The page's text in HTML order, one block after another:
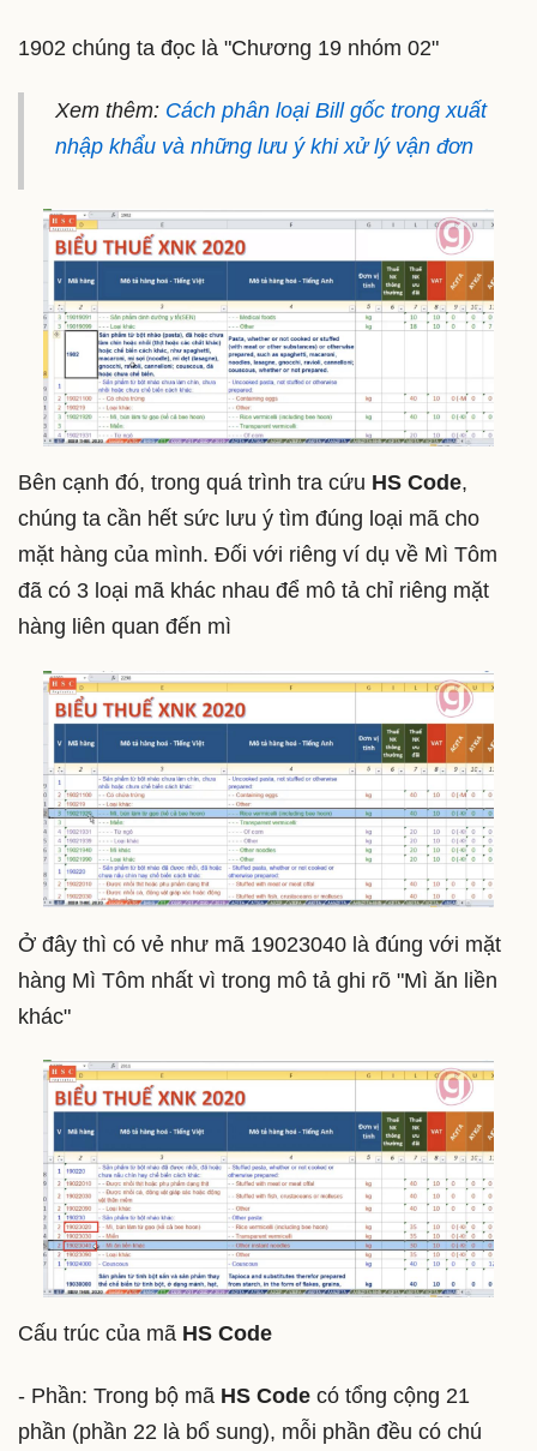
1902 chúng ta đọc là "Chương 19 nhóm 02"
Xem thêm: Cách phân loại Bill gốc trong xuất
nhập khẩu và những lưu ý khi xử lý vận đơn
Bên cạnh đó, trong quá trình tra cứu HS Code,
chúng ta cần hết sức lưu ý tìm đúng loại mã cho
mặt hàng của mình. Đối với riêng ví dụ về Mì Tôm
đã có 3 loại mã khác nhau để mô tả chỉ riêng mặt
hàng liên quan đến mì
Ở đây thì có vẻ như mã 19023040 là đúng với mặt
hàng Mì Tôm nhất vì trong mô tả ghi rõ "Mì ăn liền
khác"
Cấu trúc của mã HS Code
- Phần: Trong bộ mã HS Code có tổng cộng 21
phần (phần 22 là bổ sung), mỗi phần đều có chú